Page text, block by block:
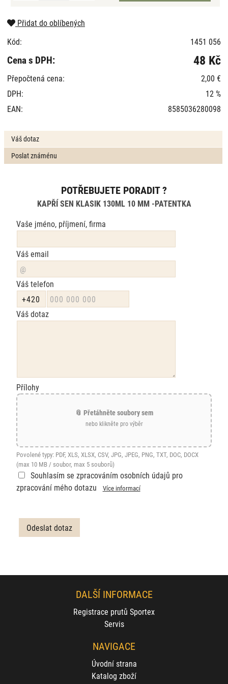
Přidat do oblíbených
Kód:
1451 056
Cena s DPH: 48 Kč
Přepočtená cena:
2,00 €
DPH:
12 %
EAN:
8585036280098
Váš dotaz
Poslat známénu
POTŘEBUJETE PORADIT ?
KAPŘÍ SEN KLASIK 130ML 10 MM -PATENTKA
Vaše jméno, příjmení, firma
Váš email
Váš telefon
Váš dotaz
Přílohy
📎 Přetáhněte soubory sem
nebo klikněte pro výběr
Povolené typy: PDF, XLS, XLSX, CSV, JPG, JPEG, PNG, TXT, DOC, DOCX
(max 10 MB / soubor, max 5 souborů)
Souhlasím se zpracováním osobních údajů pro
zpracování mého dotazu
Více informací
DALŠÍ INFORMACE
Registrace prutů Sportex
Servis
NAVIGACE
Úvodní strana
Katalog zboží